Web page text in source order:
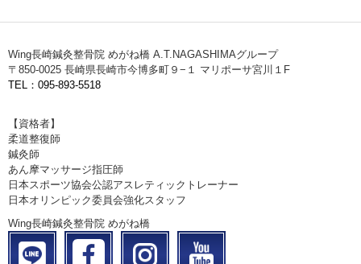
Wing長崎鍼灸整骨院 めがね橋 A.T.NAGASHIMAグループ
〒850-0025 長崎県長崎市今博多町９−１ マリポーサ宮川１F
TEL：095-893-5518
【資格者】
柔道整復師
鍼灸師
あん摩マッサージ指圧師
日本スポーツ協会公認アスレティックトレーナー
日本オリンピック委員会強化スタッフ
Wing長崎鍼灸整骨院 めがね橋